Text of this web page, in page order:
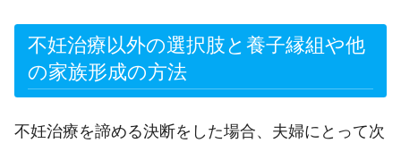
不妊治療以外の選択肢と養子縁組や他
の家族形成の方法
不妊治療を諦める決断をした場合、夫婦にとって次